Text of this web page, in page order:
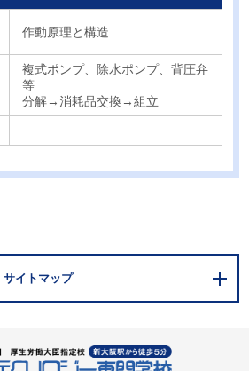
作動原理と構造
複式ポンプ、除水ポンプ、背圧弁
等
分解→消耗品交換→組立
サイトマップ